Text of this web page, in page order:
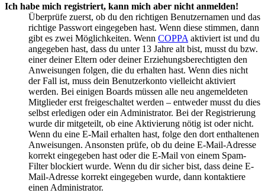
Ich habe mich registriert, kann mich aber nicht anmelden!
Überprüfe zuerst, ob du den richtigen Benutzernamen und das
richtige Passwort eingegeben hast. Wenn diese stimmen, dann
gibt es zwei Möglichkeiten. Wenn COPPA aktiviert ist und du
angegeben hast, dass du unter 13 Jahre alt bist, musst du bzw.
einer deiner Eltern oder deiner Erziehungsberechtigten den
Anweisungen folgen, die du erhalten hast. Wenn dies nicht
der Fall ist, muss dein Benutzerkonto vielleicht aktiviert
werden. Bei einigen Boards müssen alle neu angemeldeten
Mitglieder erst freigeschaltet werden – entweder musst du dies
selbst erledigen oder ein Administrator. Bei der Registrierung
wurde dir mitgeteilt, ob eine Aktivierung nötig ist oder nicht.
Wenn du eine E-Mail erhalten hast, folge den dort enthaltenen
Anweisungen. Ansonsten prüfe, ob du deine E-Mail-Adresse
korrekt eingegeben hast oder die E-Mail von einem Spam-
Filter blockiert wurde. Wenn du dir sicher bist, dass deine E-
Mail-Adresse korrekt eingegeben wurde, dann kontaktiere
einen Administrator.